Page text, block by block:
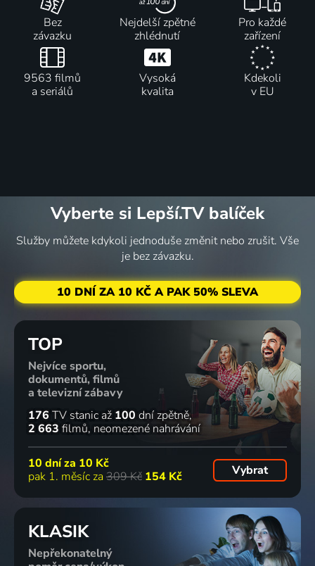
Bez
závazku
Nejdelší zpětné
zhlédnutí
Pro každé
zařízení
9563 filmů
a seriálů
Vysoká
kvalita
Kdekoli
v EU
Vyberte si Lepší.TV balíček
Služby můžete kdykoli jednoduše změnit nebo zrušit. Vše
je bez závazku.
10 DNÍ ZA 10 KČ A PAK 50% SLEVA
TOP
Nejvíce sportu,
dokumentů, filmů
a televizní zábavy
176 TV stanic až 100 dní zpětně
2 663 filmů neomezené nahrávání
10 dní za 10 Kč
pak 1. měsíc za 309 Kč 154 Kč Vybrat
KLASIK
Nepřekonatelný